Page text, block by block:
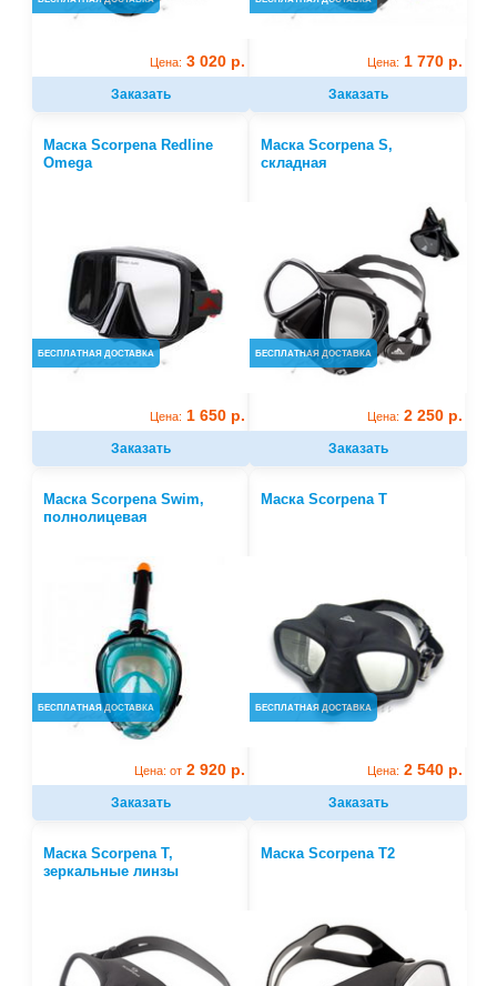
Цена: 3 020 р.
Заказать
Цена: 1 770 р.
Заказать
Маска Scorpena Redline
Omega
БЕСПЛАТНАЯ ДОСТАВКА
Цена: 1 650 р.
Заказать
Маска Scorpena S,
складная
БЕСПЛАТНАЯ ДОСТАВКА
Цена: 2 250 р.
Заказать
Маска Scorpena Swim,
полнолицевая
БЕСПЛАТНАЯ ДОСТАВКА
Цена: от 2 920 р.
Заказать
Маска Scorpena T
БЕСПЛАТНАЯ ДОСТАВКА
Цена: 2 540 р.
Заказать
Маска Scorpena T,
зеркальные линзы
Маска Scorpena T2